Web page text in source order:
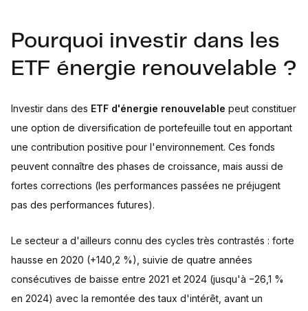
Pourquoi investir dans les
ETF énergie renouvelable ?
Investir dans des ETF d'énergie renouvelable peut constituer
une option de diversification de portefeuille tout en apportant
une contribution positive pour l'environnement. Ces fonds
peuvent connaître des phases de croissance, mais aussi de
fortes corrections (les performances passées ne préjugent
pas des performances futures).
Le secteur a d'ailleurs connu des cycles très contrastés : forte
hausse en 2020 (+140,2 %), suivie de quatre années
consécutives de baisse entre 2021 et 2024 (jusqu'à −26,1 %
en 2024) avec la remontée des taux d'intérêt, avant un